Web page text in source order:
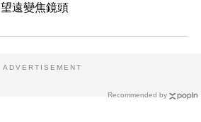
望遠變焦鏡頭
Recommended by
ADVERTISEMENT